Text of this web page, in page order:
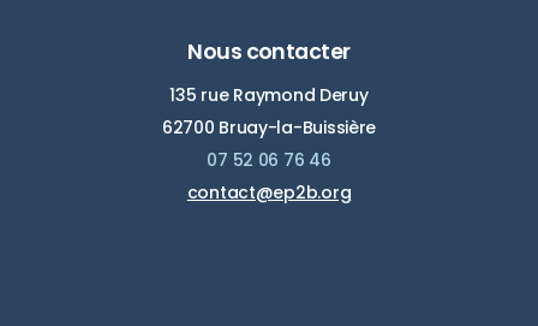
Nous contacter
135 rue Raymond Deruy
62700 Bruay-la-Buissière
07 52 06 76 46
contact@ep2b.org